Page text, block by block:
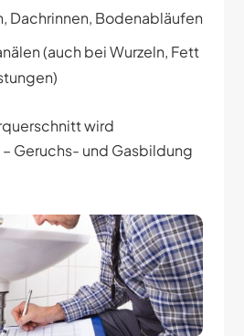
Dachrinnen, Bodenabläufen
(auch bei Wurzeln, Fett
wird
Geruchs- und Gasbildung